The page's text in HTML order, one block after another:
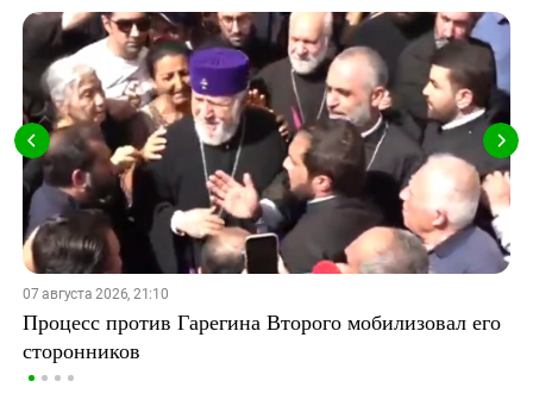
07 августа 2026, 21:10
Процесс против Гарегина Второго мобилизовал его
сторонников